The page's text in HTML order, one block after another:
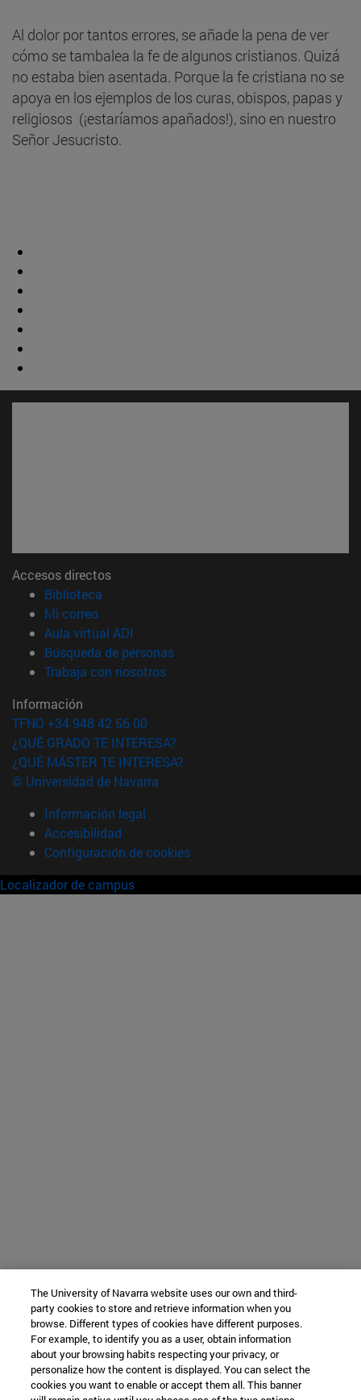
Al dolor por tantos errores, se añade la pena de ver
cómo se tambalea la fe de algunos cristianos. Quizá
no estaba bien asentada. Porque la fe cristiana no se
apoya en los ejemplos de los curas, obispos, papas y
religiosos (¡estaríamos apañados!), sino en nuestro
Señor Jesucristo.
Accesos directos
Biblioteca
Mi correo(abre en nueva ventana)
Aula virtual ADI
Búsqueda de personas(abre en nueva ventana)
Trabaja con nosotros(abre en nueva ventana)
Información
TFNO +34 948 42 56 00
¿QUÉ GRADO TE INTERESA?
¿QUÉ MÁSTER TE INTERESA?
© Universidad de Navarra
Información legal
Accesibilidad
Configuración de cookies
Localizador de campus
The University of Navarra website uses our own and third-
party cookies to store and retrieve information when you
browse. Different types of cookies have different purposes.
For example, to identify you as a user, obtain information
about your browsing habits respecting your privacy, or
personalize how the content is displayed. You can select the
cookies you want to enable or accept them all. This banner